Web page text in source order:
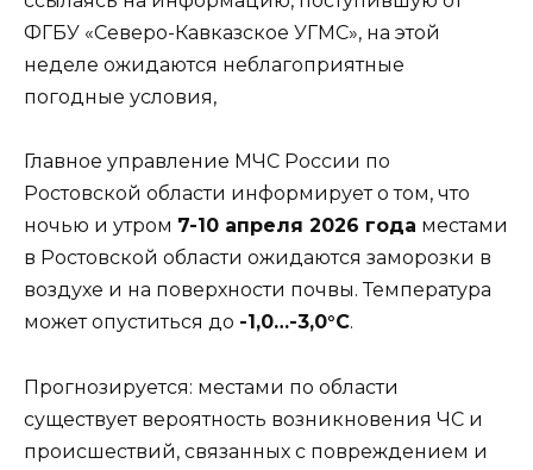
ФГБУ «Северо-Кавказское УГМС», на этой
неделе ожидаются неблагоприятные
погодные условия,
Главное управление МЧС России по
Ростовской области информирует о том, что
ночью и утром 7-10 апреля 2026 года местами
в Ростовской области ожидаются заморозки в
воздухе и на поверхности почвы. Температура
может опуститься до -1,0…-3,0°С.
Прогнозируется: местами по области
существует вероятность возникновения ЧС и
происшествий, связанных с повреждением и